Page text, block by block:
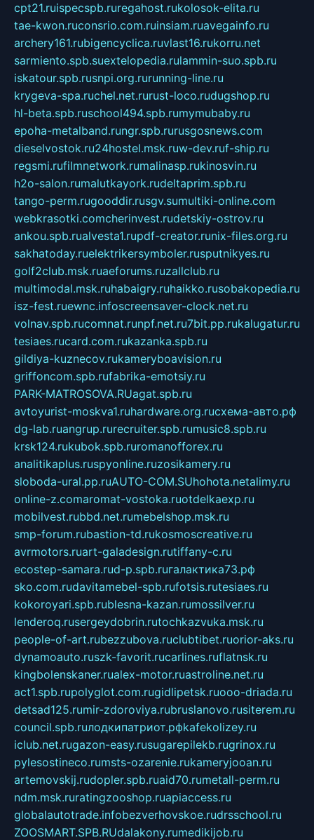
cpt21.ruispecspb.ruregahost.rukolosok-elita.ru
tae-kwon.ruconsrio.com.ruinsiam.ruavegainfo.ru
archery161.rubigencyclica.ruvlast16.rukorru.net
sarmiento.spb.suextelopedia.rulammin-suo.spb.ru
iskatour.spb.rusnpi.org.rurunning-line.ru
krygeva-spa.ruchel.net.rurust-loco.rudugshop.ru
hl-beta.spb.ruschool494.spb.rumymubaby.ru
epoha-metalband.rungr.spb.rurusgosnews.com
dieselvostok.ru24hostel.msk.ruw-dev.ruf-ship.ru
regsmi.rufilmnetwork.rumalinasp.rukinosvin.ru
h2o-salon.rumalutkayork.rudeltaprim.spb.ru
tango-perm.rugooddir.rusgv.sumultiki-online.com
webkrasotki.comcherinvest.rudetskiy-ostrov.ru
ankou.spb.rualvesta1.rupdf-creator.runix-files.org.ru
sakhatoday.ruelektrikersymboler.rusputnikyes.ru
golf2club.msk.ruaeforums.ruzallclub.ru
multimodal.msk.ruhabaigry.ruhaikko.rusobakopedia.ru
isz-fest.ruewnc.infoscreensaver-clock.net.ru
volnav.spb.rucomnat.runpf.net.ru7bit.pp.rukalugatur.ru
tesiaes.rucard.com.rukazanka.spb.ru
gildiya-kuznecov.rukameryboavision.ru
griffoncom.spb.rufabrika-emotsiy.ru
PARK-MATROSOVA.RUagat.spb.ru
avtoyurist-moskva1.ruhardware.org.ruсхема-авто.рф
dg-lab.ruangrup.rurecruiter.spb.rumusic8.spb.ru
krsk124.rukubok.spb.ruromanofforex.ru
analitikaplus.ruspyonline.ruzosikamery.ru
sloboda-ural.pp.ruAUTO-COM.SUhohota.netalimy.ru
online-z.comaromat-vostoka.ruotdelkaexp.ru
mobilvest.rubbd.net.rumebelshop.msk.ru
smp-forum.rubastion-td.rukosmoscreative.ru
avrmotors.ruart-galadesign.rutiffany-c.ru
ecostep-samara.rud-p.spb.ruгалактика73.рф
sko.com.rudavitamebel-spb.rufotsis.rutesiaes.ru
kokoroyari.spb.rublesna-kazan.rumossilver.ru
lenderoq.rusergeydobrin.rutochkazvuka.msk.ru
people-of-art.rubezzubova.ruclubtibet.ruorior-aks.ru
dynamoauto.ruszk-favorit.rucarlines.ruflatnsk.ru
kingbolenskaner.rualex-motor.ruastroline.net.ru
act1.spb.rupolyglot.com.rugidlipetsk.ruooo-driada.ru
detsad125.rumir-zdoroviya.rubruslanovo.rusiterem.ru
council.spb.ruлодкипатриот.рфkafekolizey.ru
iclub.net.rugazon-easy.rusugarepilekb.rugrinox.ru
pylesostineco.rumsts-ozarenie.rukameryjooan.ru
artemovskij.rudopler.spb.ruaid70.rumetall-perm.ru
ndm.msk.ruratingzooshop.ruapiaccess.ru
globalautotrade.infobezverhovskoe.rudrsschool.ru
ZOOSMART.SPB.RUdalakony.rumedikijob.ru